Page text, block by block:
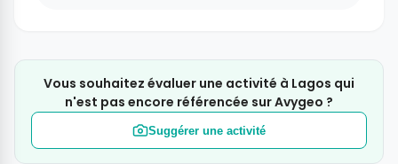
Vous souhaitez évaluer une activité à Lagos qui
n'est pas encore référencée sur Avygeo ?
Suggérer une activité